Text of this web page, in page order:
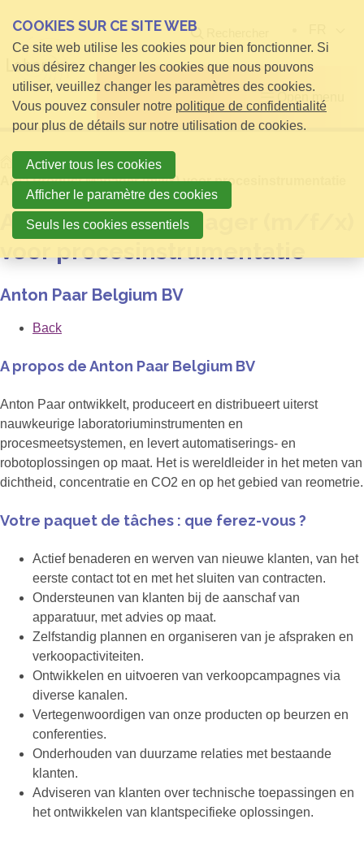
Open menu
Home
Area Product Manager (m/f/x) voor procesinstrumentatie
Area Product Manager (m/f/x)
voor procesinstrumentatie
Anton Paar Belgium BV
Back
A propos de Anton Paar Belgium BV
Anton Paar ontwikkelt, produceert en distribueert uiterst
nauwkeurige laboratoriuminstrumenten en
procesmeetsystemen, en levert automatiserings- en
robotoplossingen op maat. Het is wereldleider in het meten van
dichtheid, concentratie en CO2 en op het gebied van reometrie.
Votre paquet de tâches : que ferez-vous ?
Actief benaderen en werven van nieuwe klanten, van het
eerste contact tot en met het sluiten van contracten.
Ondersteunen van klanten bij de aanschaf van
apparatuur, met advies op maat.
Zelfstandig plannen en organiseren van je afspraken en
verkoopactiviteiten.
Ontwikkelen en uitvoeren van verkoopcampagnes via
diverse kanalen.
Vertegenwoordigen van onze producten op beurzen en
conferenties.
Onderhouden van duurzame relaties met bestaande
klanten.
Adviseren van klanten over technische toepassingen en
het ontwikkelen van klantspecifieke oplossingen.
COOKIES SUR CE SITE WEB
Ce site web utilise les cookies pour bien fonctionner. Si
vous désirez changer les cookies que nous pouvons
utiliser, veuillez changer les paramètres des cookies.
Vous pouvez consuler notre politique de confidentialité
pour plus de détails sur notre utilisation de cookies.
Activer tous les cookies
Afficher le paramètre des cookies
Seuls les cookies essentiels